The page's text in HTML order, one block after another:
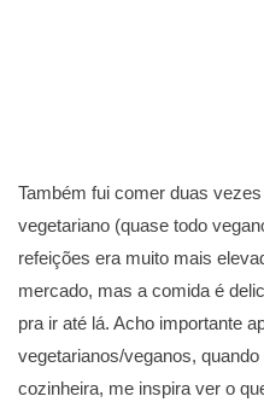
Também fui comer duas
vegetariano (quase todo
refeições era muito mais
mercado, mas a comida é
pra ir até lá. Acho importante
vegetarianos/veganos,
cozinheira, me inspira ver o